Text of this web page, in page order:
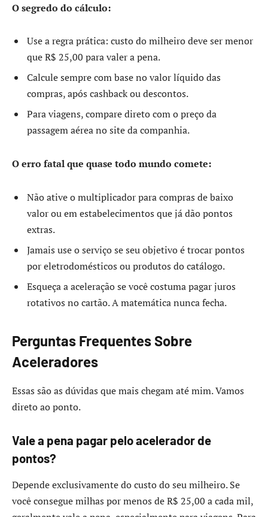
O segredo do cálculo:
Use a regra prática: custo do milheiro deve ser menor
que R$ 25,00 para valer a pena.
Calcule sempre com base no valor líquido das
compras, após cashback ou descontos.
Para viagens, compare direto com o preço da
passagem aérea no site da companhia.
O erro fatal que quase todo mundo comete:
Não ative o multiplicador para compras de baixo
valor ou em estabelecimentos que já dão pontos
extras.
Jamais use o serviço se seu objetivo é trocar pontos
por eletrodomésticos ou produtos do catálogo.
Esqueça a aceleração se você costuma pagar juros
rotativos no cartão. A matemática nunca fecha.
Perguntas Frequentes Sobre
Aceleradores
Essas são as dúvidas que mais chegam até mim. Vamos
direto ao ponto.
Vale a pena pagar pelo acelerador de
pontos?
Depende exclusivamente do custo do seu milheiro. Se
você consegue milhas por menos de R$ 25,00 a cada mil,